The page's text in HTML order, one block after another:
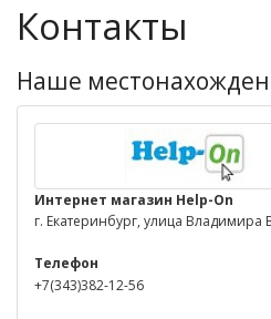
Контакты
Наше
Интернет магазин Help-On
г. Екатеринбург, улица Владимира
Телефон
+7(343)382-12-56